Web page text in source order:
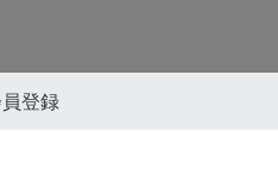
員登録